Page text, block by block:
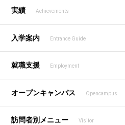
実績 Achievements
入学案内 Entrance Guide
就職支援 Employment
オープンキャンパス Opencampus
訪問者別メニュー Visitor